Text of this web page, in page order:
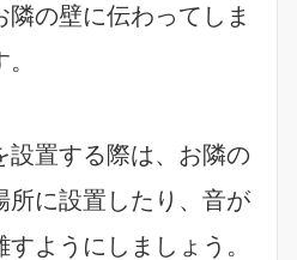
の壁に伝わってしま
設置する際は、お隣の
所に設置したり、音が
ようにしましょう。